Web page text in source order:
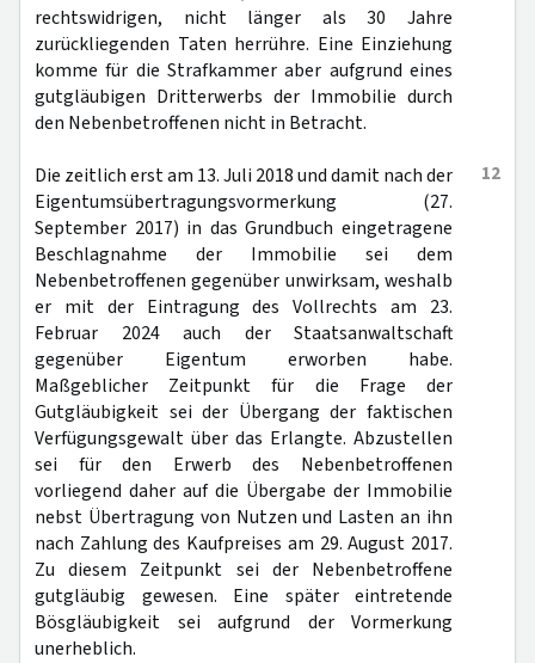
rechtswidrigen, nicht länger als 30 Jahre
zurückliegenden Taten herrühre. Eine Einziehung
komme für die Strafkammer aber aufgrund eines
gutgläubigen Dritterwerbs der Immobilie durch
den Nebenbetroffenen nicht in Betracht.
12
Die zeitlich erst am 13. Juli 2018 und damit nach der
Eigentumsübertragungsvormerkung (27.
September 2017) in das Grundbuch eingetragene
Beschlagnahme der Immobilie sei dem
Nebenbetroffenen gegenüber unwirksam, weshalb
er mit der Eintragung des Vollrechts am 23.
Februar 2024 auch der Staatsanwaltschaft
gegenüber Eigentum erworben habe.
Maßgeblicher Zeitpunkt für die Frage der
Gutgläubigkeit sei der Übergang der faktischen
Verfügungsgewalt über das Erlangte. Abzustellen
sei für den Erwerb des Nebenbetroffenen
vorliegend daher auf die Übergabe der Immobilie
nebst Übertragung von Nutzen und Lasten an ihn
nach Zahlung des Kaufpreises am 29. August 2017.
Zu diesem Zeitpunkt sei der Nebenbetroffene
gutgläubig gewesen. Eine später eintretende
Bösgläubigkeit sei aufgrund der Vormerkung
unerheblich.